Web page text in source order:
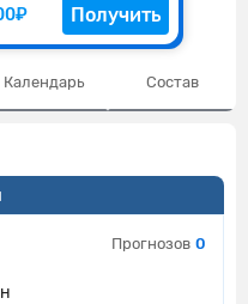
Получить
Календарь Состав
Прогнозов 0